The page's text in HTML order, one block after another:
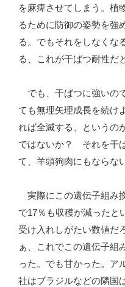
を麻痺させてしまう。植
るために防御の姿勢を強
る。でもそれをしなくな
る、これが干ばつ耐性だ
でも、干ばつに強いの
ても無理矢理成長を続け
れば全滅する、というの
ではないか？ それを干
て、羊頭狗肉にもならな
実際にこの遺伝子組み
で17％も収穫が減ったと
受け入れしがたい数値だ
ぁ、これでこの遺伝子組
った。でも甘かった。ア
社はブラジルなどの隣国